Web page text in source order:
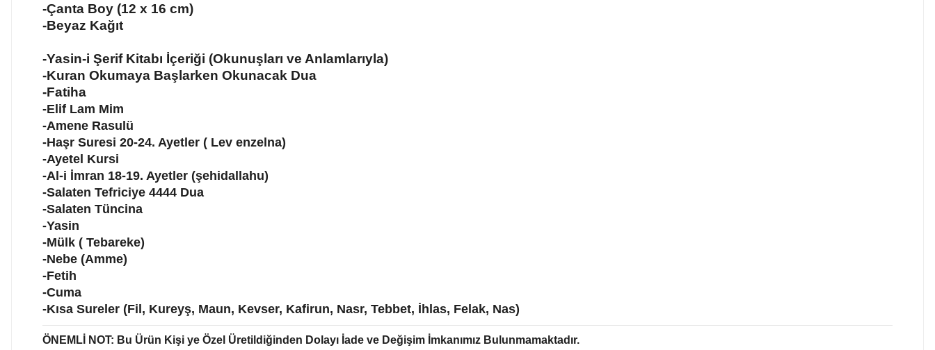
-Çanta Boy (12 x 16 cm)
-Beyaz Kağıt
-Yasin-i Şerif Kitabı İçeriği (Okunuşları ve Anlamlarıyla)
-Kuran Okumaya Başlarken Okunacak Dua
-Fatiha
-Elif Lam Mim
-Amene Rasulü
-Haşr Suresi 20-24. Ayetler ( Lev enzelna)
-Ayetel Kursi
-Al-i İmran 18-19. Ayetler (şehidallahu)
-Salaten Tefriciye 4444 Dua
-Salaten Tüncina
-Yasin
-Mülk ( Tebareke)
-Nebe (Amme)
-Fetih
-Cuma
-Kısa Sureler (Fil, Kureyş, Maun, Kevser, Kafirun, Nasr, Tebbet, İhlas, Felak, Nas)
ÖNEMLİ NOT: Bu Ürün Kişi ye Özel Üretildiğinden Dolayı İade ve Değişim İmkanımız Bulunmamaktadır.